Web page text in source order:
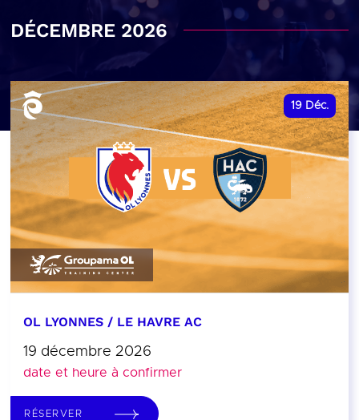
DÉCEMBRE 2026
19 Déc.
OL LYONNES / LE HAVRE AC
19 décembre 2026
date et heure à confirmer
RÉSERVER